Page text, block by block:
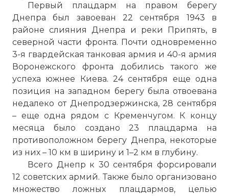
Первый плацдарм на правом берегу
Днепра был завоеван 22 сентября 1943 в
районе слияния Днепра и реки Припять, в
северной части фронта. Почти одновременно
3-я гвардейская танковая армия и 40-я армия
Воронежского фронта добились такого же
успеха южнее Киева. 24 сентября еще одна
позиция на западном берегу была отвоевана
недалеко от Днепродзержинска, 28 сентября
– еще одна рядом с Кременчугом. К концу
месяца было создано 23 плацдарма на
противоположном берегу Днепра, некоторые
из них – 10 км в ширину и 1–2 км в глубину.
Всего Днепр к 30 сентября форсировали
12 советских армий. Также было организовано
множество ложных плацдармов, целью